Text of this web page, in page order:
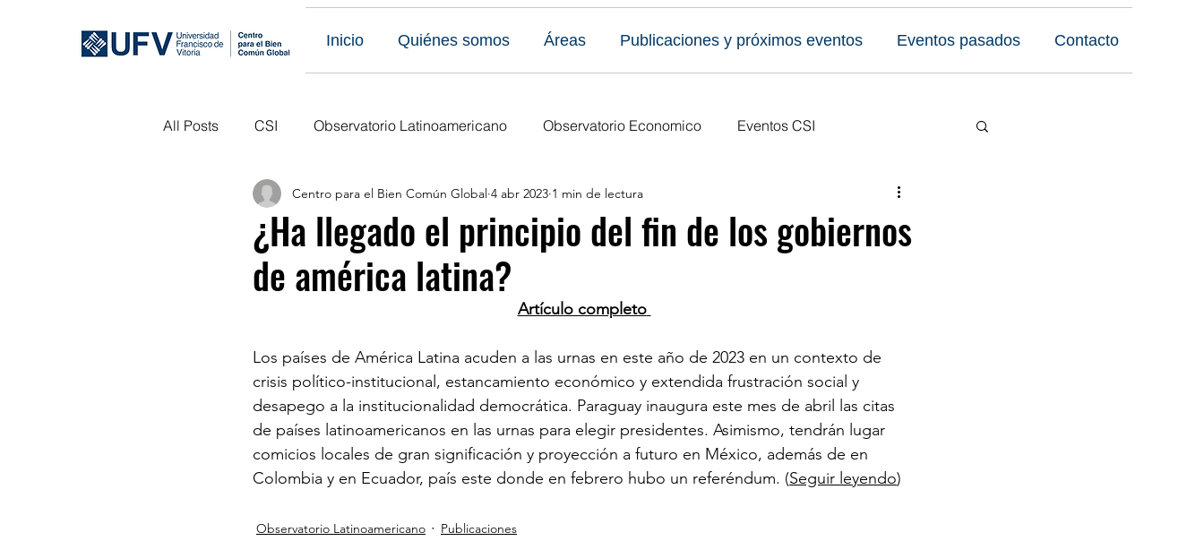
Inicio Quiénes somos Áreas Publicaciones y próximos eventos Eventos pasados Contacto
All Posts CSI Observatorio Latinoamericano Observatorio Economico Eventos CSI
Eventos Obs LATAM Publicaciones Todos los eventos
Eventos Pasados Próximos Eventos Publicaciones del Foro
¿Ha llegado el principio del fin de los gobiernos
de américa latina?
Centro para el Bien Común Global 4 abr 2023 1 min de lectura
Artículo completo
Los países de América Latina acuden a las urnas en este año de 2023 en un contexto de
crisis político-institucional, estancamiento económico y extendida frustración social y
desapego a la institucionalidad democrática. Paraguay inaugura este mes de abril las citas
de países latinoamericanos en las urnas para elegir presidentes. Asimismo, tendrán lugar
comicios locales de gran significación y proyección a futuro en México, además de en
Colombia y en Ecuador, país este donde en febrero hubo un referéndum. (Seguir leyendo)
Observatorio Latinoamericano Publicaciones